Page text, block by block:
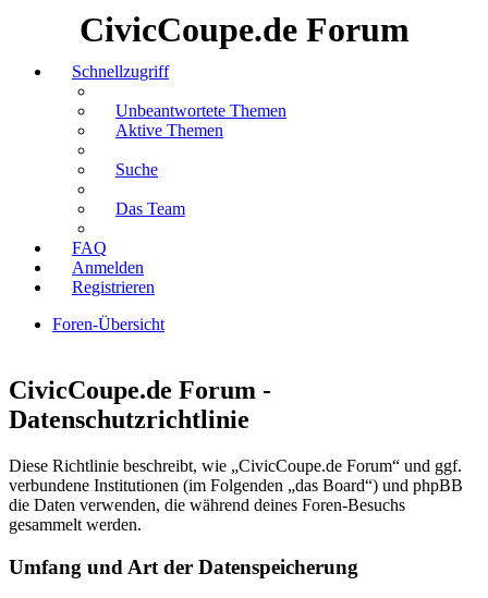
CivicCoupe.de Forum
Schnellzugriff
Unbeantwortete Themen
Aktive Themen
Suche
Das Team
FAQ
Anmelden
Registrieren
Foren-Übersicht
CivicCoupe.de Forum -
Datenschutzrichtlinie
Diese Richtlinie beschreibt, wie „CivicCoupe.de Forum“ und ggf.
verbundene Institutionen (im Folgenden „das Board“) und phpBB
die Daten verwenden, die während deines Foren-Besuchs
gesammelt werden.
Umfang und Art der Datenspeicherung